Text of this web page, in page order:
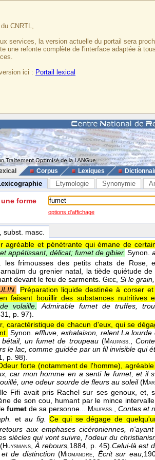
CNRTL,
services, la version actuelle du portail sera
une refonte complète de l'interface adaptée à
ici : Portail lexical
Corpus Lexiques
Etymologie Synonymie
une forme
options d'affichage
, subst. masc.
agréable et pénétrante qui émane de
appétissant, délicat; fumet de gibier. Synon.
les frimousses des petits chats de Rose,
du grenier natal, la tiède quiétude
devant le feu de sarments. Gide, Si le grain,
Préparation liquide destinée à corser
faisant bouillir des substances nutritives
volaille.
Admirable fumet de truffes,
, p. 97).
caractéristique de chacun d'eux, qui se
Synon.effluve, exhalaison, relent.La lourde
un fumet de troupeau(Maupass.,
le lac, comme guidée par un fil invisible qui
, p. 98).
forte (notamment de l'homme),
car mon homme en a senti le fumet, et il
une odeur sourde de fleurs au soleil(
Fifi avait pris Rachel sur ses genoux, et,
de son cou, humant par le mince
fumet de sa personne... Maupass., Contes et
et au fig. Ce qui se dégage de
aux emphases cicéroniennes,
siècles qui vont suivre, l'odeur du
(Huysmans,À rebours, 1884 , p. 45). Celui-là est
de distinction(Miomandre Écrit sur eau,